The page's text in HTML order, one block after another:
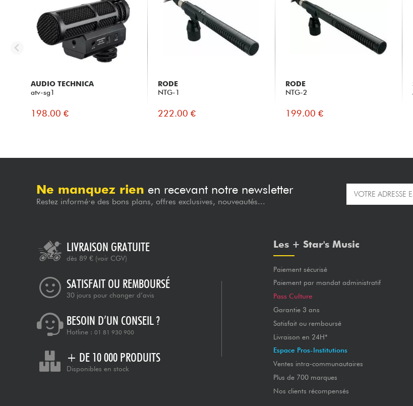
AUDIO TECHNICA
atv-sg1
198.00 €
RODE
NTG-1
222.00 €
RODE
NTG-2
199.00 €
Ne manquez rien en recevant notre newsletter
Restez informé·e des bons plans, offres exclusives, nouveautés...
LIVRAISON GRATUITE
dès 89 € (voir CGV)
SATISFAIT OU REMBOURSÉ
30 jours pour changer d’avis
BESOIN D’UN CONSEIL ?
Hotline : 01 81 930 900
+ DE 10 000 PRODUITS
Disponibles en stock
Les + Star's Music
Paiement sécurisé
Paiement par mandat administratif
Pass Culture
Garantie 3 ans
Satisfait ou remboursé
Livraison en 24H*
Espace Pros-Institutions
Ventes intra-communautaires
Plus de 700 marques
Nos clients récompensés